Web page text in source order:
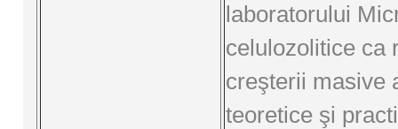
laboratorului
celulozolitice ca
creşterii masive
teoretice şi